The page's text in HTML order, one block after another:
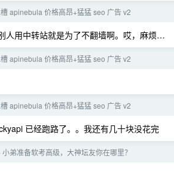
apinebula 价格高昂+猛猛 seo 广告 v2
人用中转站就是为了不翻墙啊。哎，麻烦…
apinebula 价格高昂+猛猛 seo 广告 v2
apinebula 价格高昂+猛猛 seo 广告 v2
已经跑路了。。我还有几十块没花完
小弟准备软考高级，大神坛友你在哪里？